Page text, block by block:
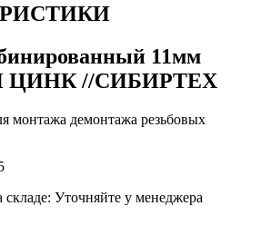
11мм
//СИБИРТЕХ
монтажа демонтажа резьбовых
складе: Уточняйте у менеджера